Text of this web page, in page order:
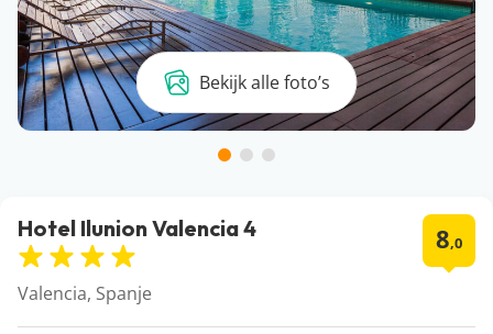
Bekijk alle foto’s
Hotel Ilunion Valencia 4 8,0
Valencia, Spanje